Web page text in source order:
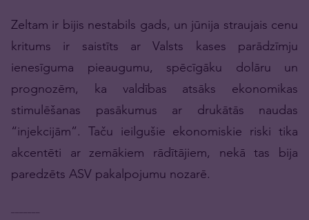
Zeltam ir bijis nestabils gads, un jūnija straujais cenu
kritums ir saistīts ar Valsts kases parādzīmju
ienesīguma pieaugumu, spēcīgāku dolāru un
prognozēm, ka valdības atsāks ekonomikas
stimulēšanas pasākumus ar drukātās naudas
“injekcijām”. Taču ieilgušie ekonomiskie riski tika
akcentēti ar zemākiem rādītājiem, nekā tas bija
paredzēts ASV pakalpojumu nozarē.